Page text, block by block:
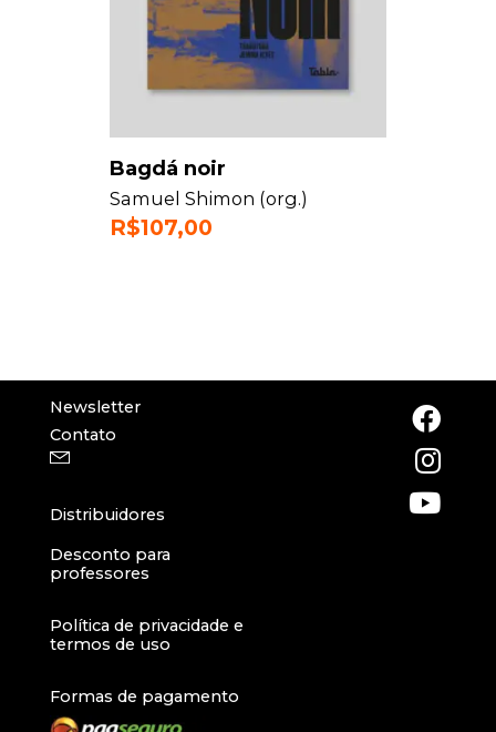
Bagdá noir
Samuel Shimon (org.)
R$107,00
Newsletter
Contato
Distribuidores
Desconto para
professores
Política de privacidade e
termos de uso
Formas de pagamento